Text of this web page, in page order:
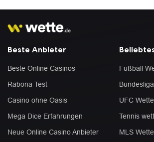
Beste Anbieter
Beste Online Casinos
Rabona Test
Casino ohne Oasis
Mega Dice Erfahrungen
Neue Online Casino Anbieter
Fußball
UFC
Tennis
MLS